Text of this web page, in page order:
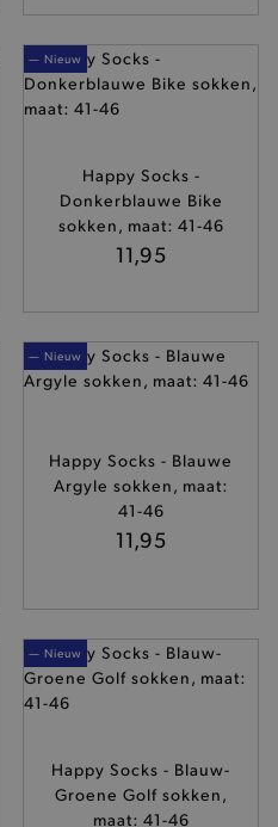
— Nieuw
Happy Socks -
Donkerblauwe Bike
sokken, maat: 41-46
11,95
— Nieuw
Happy Socks - Blauwe
Argyle sokken, maat:
41-46
11,95
— Nieuw
Happy Socks - Blauw-
Groene Golf sokken,
maat: 41-46